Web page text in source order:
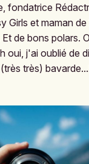
fondatrice
Girls et maman
de bons polars.
oui, j'ai oublié de
(très très)